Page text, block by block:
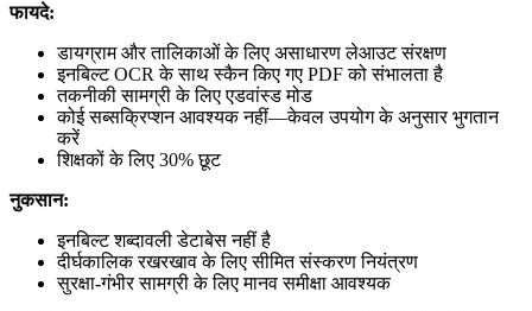
फायदे:
डायग्राम और तालिकाओं के लिए असाधारण लेआउट संरक्षण
इनबिल्ट OCR के साथ स्कैन किए गए PDF को संभालता है
तकनीकी सामग्री के लिए एडवांस्ड मोड
कोई सब्सक्रिप्शन आवश्यक नहीं—केवल उपयोग के अनुसार भुगतान
करें
शिक्षकों के लिए 30% छूट
नुकसान:
इनबिल्ट शब्दावली डेटाबेस नहीं है
दीर्घकालिक रखरखाव के लिए सीमित संस्करण नियंत्रण
सुरक्षा-गंभीर सामग्री के लिए मानव समीक्षा आवश्यक